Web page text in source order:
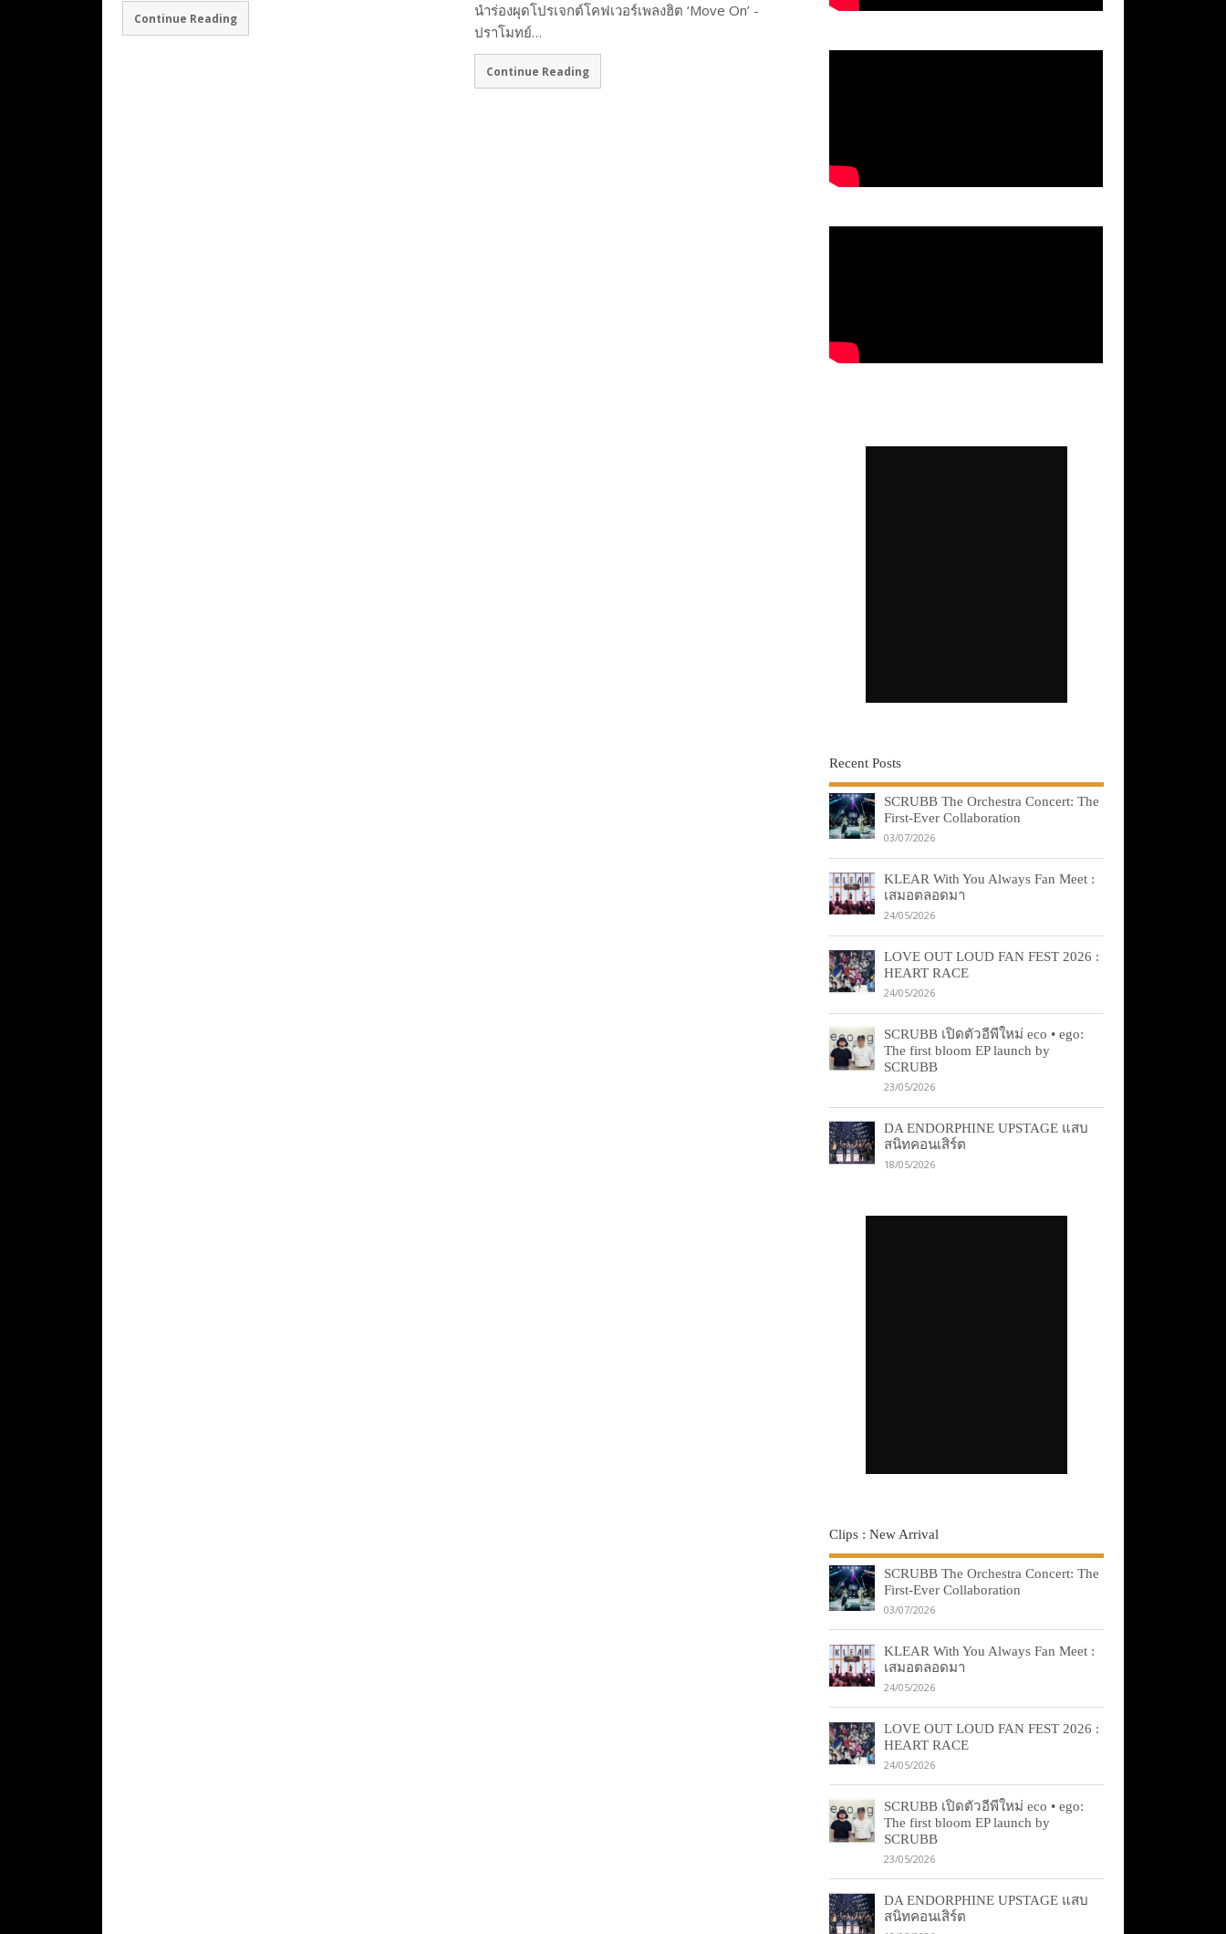
Continue Reading
นำร่องผุดโปรเจกต์โคฟเวอร์เพลงฮิต ‘Move On’ -
ปราโมทย์…
Continue Reading
Recent Posts
SCRUBB The Orchestra Concert: The
First-Ever Collaboration
03/07/2026
KLEAR With You Always Fan Meet :
เสมอตลอดมา
24/05/2026
LOVE OUT LOUD FAN FEST 2026 :
HEART RACE
24/05/2026
SCRUBB เปิดตัวอีพีใหม่ eco • ego:
The first bloom EP launch by
SCRUBB
23/05/2026
DA ENDORPHINE UPSTAGE แสบ
สนิทคอนเสิร์ต
18/05/2026
Clips : New Arrival
SCRUBB The Orchestra Concert: The
First-Ever Collaboration
03/07/2026
KLEAR With You Always Fan Meet :
เสมอตลอดมา
24/05/2026
LOVE OUT LOUD FAN FEST 2026 :
HEART RACE
24/05/2026
SCRUBB เปิดตัวอีพีใหม่ eco • ego:
The first bloom EP launch by
SCRUBB
23/05/2026
DA ENDORPHINE UPSTAGE แสบ
สนิทคอนเสิร์ต